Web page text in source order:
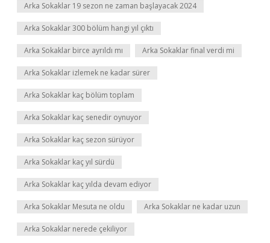
Arka Sokaklar 19 sezon ne zaman başlayacak 2024
Arka Sokaklar 300 bölüm hangi yıl çıktı
Arka Sokaklar birce ayrıldı mı Arka Sokaklar final verdi mi
Arka Sokaklar izlemek ne kadar sürer
Arka Sokaklar kaç bölüm toplam
Arka Sokaklar kaç senedir oynuyor
Arka Sokaklar kaç sezon sürüyor
Arka Sokaklar kaç yıl sürdü
Arka Sokaklar kaç yılda devam ediyor
Arka Sokaklar Mesuta ne oldu Arka Sokaklar ne kadar uzun
Arka Sokaklar nerede çekiliyor